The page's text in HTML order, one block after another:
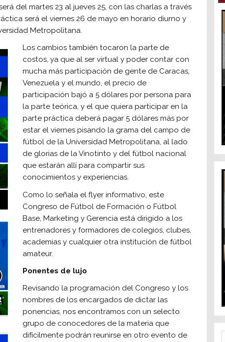
del martes 23 al jueves 25, con las charlas a través
será el viernes 26 de mayo en horario diurno y
Metropolitana.
Los cambios también tocaron la parte de
costos, ya que al ser virtual y poder contar con
mucha más participación de gente de Caracas,
Venezuela y el mundo, el precio de
participación bajó a 5 dólares por persona para
la parte teórica, y el que quiera participar en la
parte práctica deberá pagar 5 dólares más por
estar el viernes pisando la grama del campo de
fútbol de la Universidad Metropolitana, al lado
de glorias de la Vinotinto y del fútbol nacional
que estarán allí para compartir sus
conocimientos y experiencias.
Como lo señala el flyer informativo, este
Congreso de Fútbol de Formación o Fútbol
Base, Marketing y Gerencia está dirigido a los
entrenadores y formadores de colegios, clubes,
academias y cualquier otra institución de fútbol
amateur.
Ponentes de lujo
Revisando la programación del Congreso y los
nombres de los encargados de dictar las
ponencias, nos encontramos con un selecto
grupo de conocedores de la materia que
difícilmente podrán reunirse en otro evento de